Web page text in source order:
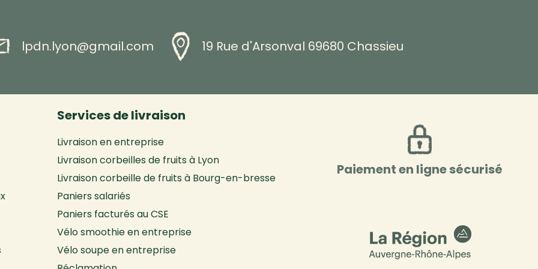
lpdn.lyon@gmail.com 19 Rue d'Arsonval 69680 Chassieu
Services de livraison
Livraison en entreprise
Livraison corbeilles de fruits à Lyon
Livraison corbeille de fruits à Bourg-en-bresse
Paniers salariés
Paniers facturés au CSE
Vélo smoothie en entreprise
Vélo soupe en entreprise
Paiement en ligne sécurisé